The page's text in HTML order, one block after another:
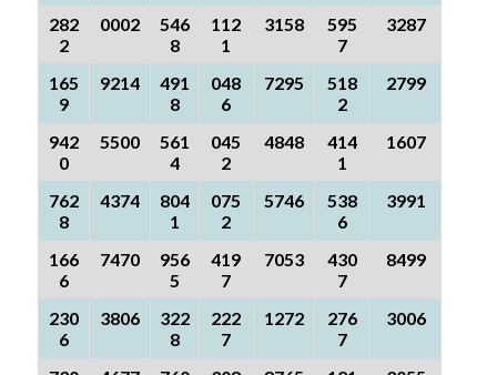
282
2
0002
546
8
112
1
3158
595
7
3287
165
9
9214
491
8
048
6
7295
518
2
2799
942
0
5500
561
4
045
2
4848
414
1
1607
762
8
4374
804
1
075
2
5746
538
6
3991
166
6
7470
956
5
419
7
7053
430
7
8499
230
6
3806
322
8
222
7
1272
276
7
3006